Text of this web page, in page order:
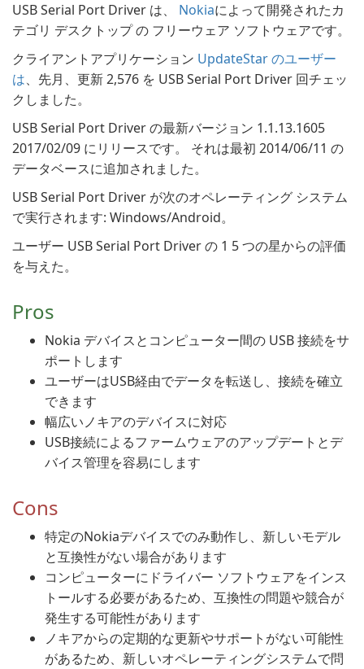
USB Serial Port Driver は、 Nokiaによって開発されたカ
テゴリ デスクトップ の フリーウェア ソフトウェアです。
クライアントアプリケーション UpdateStar のユーザー
は、先月、更新 2,576 を USB Serial Port Driver 回チェッ
クしました。
USB Serial Port Driver の最新バージョン 1.1.13.1605
2017/02/09 にリリースです。 それは最初 2014/06/11 の
データベースに追加されました。
USB Serial Port Driver が次のオペレーティング システム
で実行されます: Windows/Android。
ユーザー USB Serial Port Driver の 1 5 つの星からの評価
を与えた。
Pros
Nokia デバイスとコンピューター間の USB 接続をサ
ポートします
ユーザーはUSB経由でデータを転送し、接続を確立
できます
幅広いノキアのデバイスに対応
USB接続によるファームウェアのアップデートとデ
バイス管理を容易にします
Cons
特定のNokiaデバイスでのみ動作し、新しいモデル
と互換性がない場合があります
コンピューターにドライバー ソフトウェアをインス
トールする必要があるため、互換性の問題や競合が
発生する可能性があります
ノキアからの定期的な更新やサポートがない可能性
があるため、新しいオペレーティングシステムで問